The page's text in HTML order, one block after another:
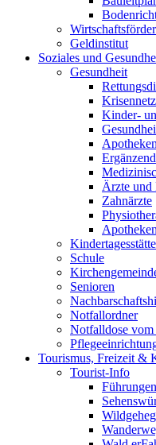
Geldinstitut
Soziales und
Gesundheit
Kinder-
Ärzte und
Zahnärzte
Apotheken
Schule
Senioren
Notfallordner
Notfalldose
Tourismus, Freizeit &
Tourist-Info